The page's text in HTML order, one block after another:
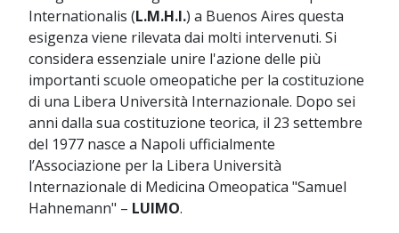
Internationalis (L.M.H.I.) a Buenos Aires questa
esigenza viene rilevata dai molti intervenuti. Si
considera essenziale unire l'azione delle più
importanti scuole omeopatiche per la costituzione
di una Libera Università Internazionale. Dopo sei
anni dalla sua costituzione teorica, il 23 settembre
del 1977 nasce a Napoli ufficialmente
l’Associazione per la Libera Università
Internazionale di Medicina Omeopatica "Samuel
Hahnemann" – LUIMO.